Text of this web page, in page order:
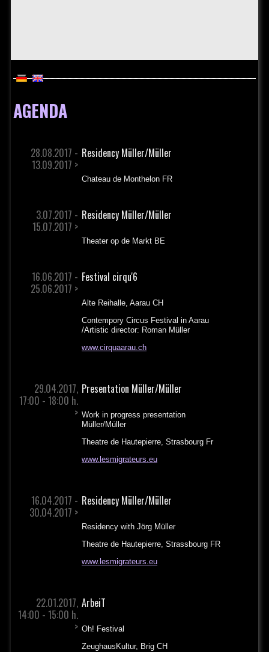
AGENDA
28.08.2017 -
13.09.2017 >
Residency Müller/Müller
Chateau de Monthelon FR
3.07.2017 -
15.07.2017 >
Residency Müller/Müller
Theater op de Markt BE
16.06.2017 -
25.06.2017 >
Festival cirqu'6
Alte Reihalle, Aarau CH
Contempory Circus Festival in Aarau
/Artistic director: Roman Müller
www.cirquaarau.ch
29.04.2017,
17:00 - 18:00 h.
>
Presentation Müller/Müller
Work in progress presentation
Müller/Müller
Theatre de Hautepierre, Strasbourg Fr
www.lesmigrateurs.eu
16.04.2017 -
30.04.2017 >
Residency Müller/Müller
Residency with Jörg Müller
Theatre de Hautepierre, Strassbourg FR
www.lesmigrateurs.eu
22.01.2017,
14:00 - 15:00 h.
>
ArbeiT
Oh! Festival
ZeughausKultur, Brig CH